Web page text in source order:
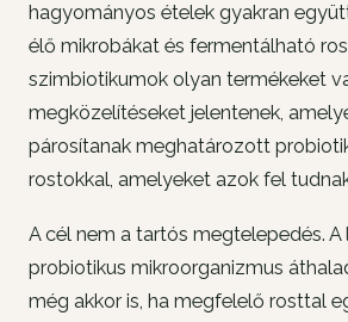
hagyományos ételek gyakran
élő mikrobákat és fermentálható
szimbiotikumok olyan termékeket
megközelítéseket jelentenek,
párosítanak meghatározott
rostokkal, amelyeket azok fel
A cél nem a tartós megtelepedés.
probiotikus mikroorganizmus
még akkor is, ha megfelelő rosttal